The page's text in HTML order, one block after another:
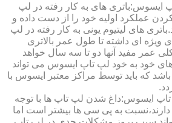
ایسوس:باتری های به کار رفته در لپ
عملکرد اولیه خود را از دست داده و
های لیتیوم یونی به کار رفته در لپ
ویژه ای داشته تا طول عمر بالاتری
عمر مفید آنها دو تا سه سال خواهد
خود به خود لپ تاپ ایسوس می تواند
که باید توسط مراکز معتبر ایسوس با
ایسوس:داغ شدن لپ تاپ ها با توجه
به پی سی ها بیشتر است اما